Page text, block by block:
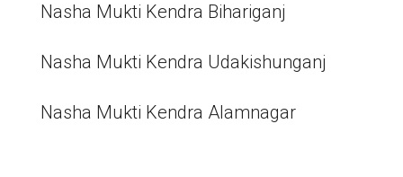
Nasha Mukti Kendra Bihariganj
Nasha Mukti Kendra Udakishunganj
Nasha Mukti Kendra Alamnagar